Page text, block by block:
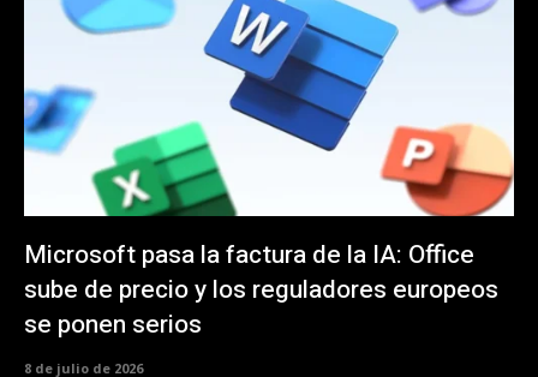
Microsoft pasa la factura de la IA: Office
sube de precio y los reguladores europeos
se ponen serios
8 de julio de 2026